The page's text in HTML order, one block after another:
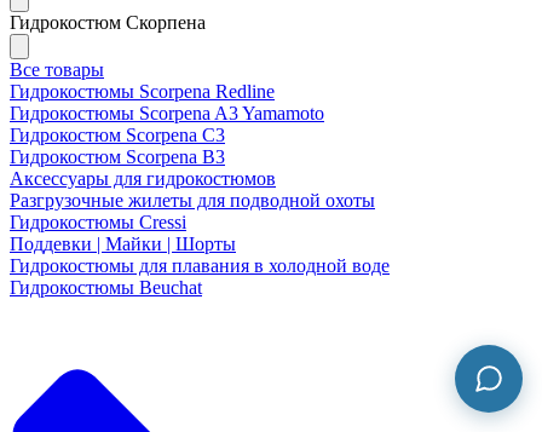
Гидрокостюм Скорпена
Все товары
Гидрокостюмы Scorpena Redline
Гидрокостюмы Scorpena A3 Yamamoto
Гидрокостюм Scorpena C3
Гидрокостюм Scorpena B3
Аксессуары для гидрокостюмов
Разгрузочные жилеты для подводной охоты
Гидрокостюмы Cressi
Поддевки | Майки | Шорты
Гидрокостюмы для плавания в холодной воде
Гидрокостюмы Beuchat